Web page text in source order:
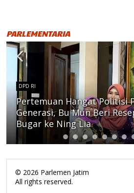
PARLEMENTARIA
DPD RI
Pertemuan Hangat Politisi
Generasi, Bu Mun Beri
Bugar ke Ning Lia
© 2026 Parlemen Jatim
All rights reserved.